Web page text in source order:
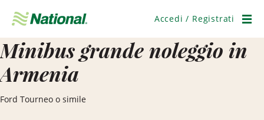
navigazione
Accedi / Registrati
Minibus grande noleggio in
Armenia
Ford Tourneo o simile